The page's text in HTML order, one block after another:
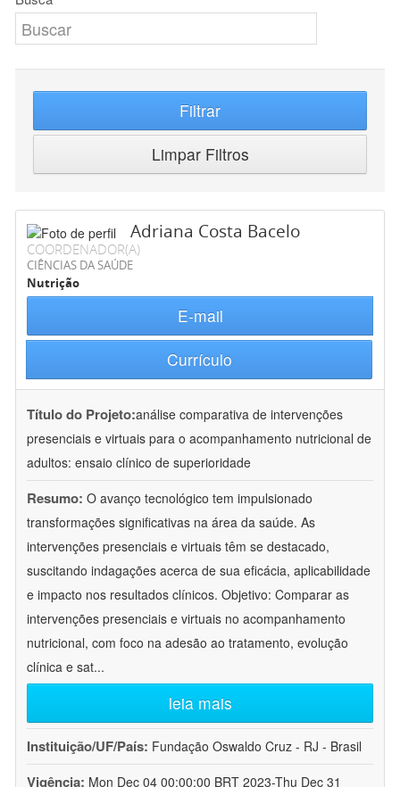
Filtrar
Limpar Filtros
Adriana Costa Bacelo
COORDENADOR(A)
CIÊNCIAS DA SAÚDE
Nutrição
E-mail
Currículo
Título do Projeto:análise comparativa de intervenções
presenciais e virtuais para o acompanhamento nutricional de
adultos: ensaio clínico de superioridade
Resumo: O avanço tecnológico tem impulsionado
transformações significativas na área da saúde. As
intervenções presenciais e virtuais têm se destacado,
suscitando indagações acerca de sua eficácia, aplicabilidade
e impacto nos resultados clínicos. Objetivo: Comparar as
intervenções presenciais e virtuais no acompanhamento
nutricional, com foco na adesão ao tratamento, evolução
clínica e sat...
leia mais
Instituição/UF/País: Fundação Oswaldo Cruz - RJ - Brasil
Vigência: Mon Dec 04 00:00:00 BRT 2023-Thu Dec 31